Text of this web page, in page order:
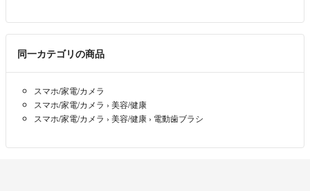
同一カテゴリの商品
スマホ/家電/カメラ
スマホ/家電/カメラ › 美容/健康
スマホ/家電/カメラ › 美容/健康 › 電動歯ブラシ